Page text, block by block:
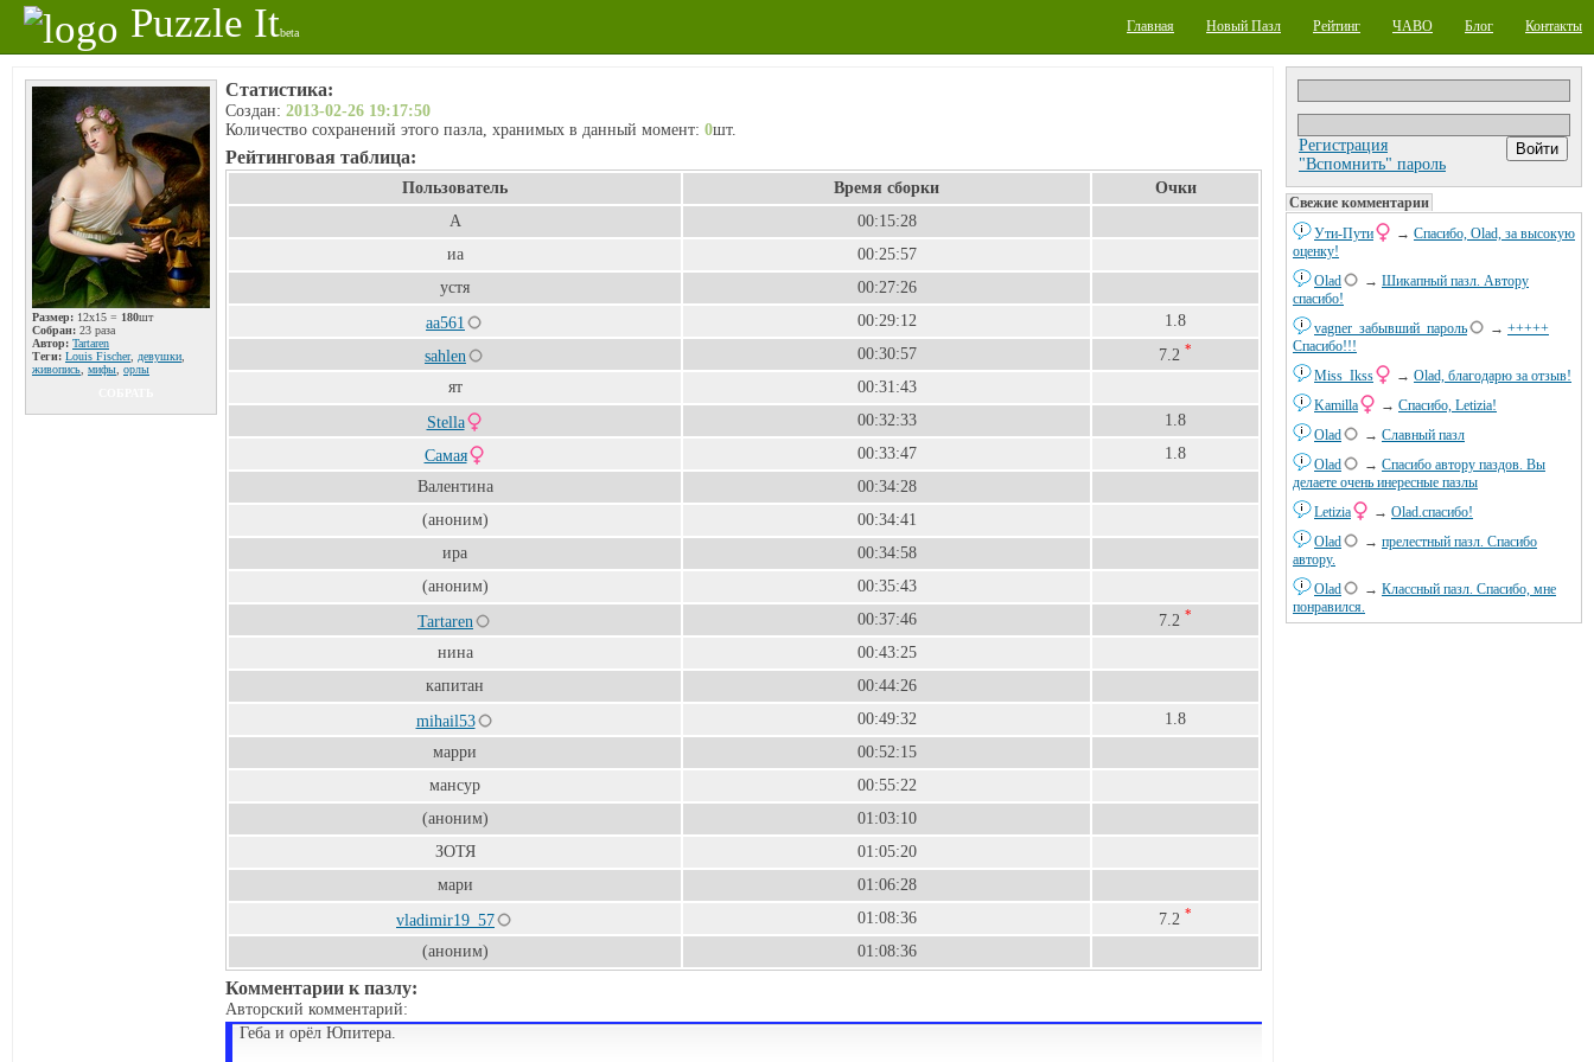
Puzzle Itbeta Главная Новый Пазл Рейтинг ЧАВО Блог Контакты
Регистрация
"Вспомнить" пароль
Свежие комментарии
Ути-Пути
→ Спасибо, Olad, за высокую
оценку!
Olad
→ Шикапный пазл. Автору
спасибо!
vagner_забывший_пароль
→ +++++
Спасибо!!!
Miss_Ikss
→ Olad, благодарю за отзыв!
Kamilla
→ Спасибо, Letizia!
Olad
→ Славный пазл
Olad
→ Спасибо автору паздов. Вы
делаете очень инересные пазлы
Letizia
→ Olad.спасибо!
Olad
→ прелестный пазл. Спасибо
автору.
Olad
→ Классный пазл. Спасибо, мне
понравился.
Размер: 12x15 = 180шт
Собран: 23 раза
Автор: Tartaren
Теги: Louis Fischer, девушки
живопись мифы орлы
Статистика:
Создан: 2013-02-26 19:17:50
Количество сохранений этого пазла, хранимых в данный момент: 0шт.
Рейтинговая таблица:
Пользователь Время сборки
Очки
А
00:15:28
иа
00:25:57
устя
00:27:26
aa561
00:29:12
1.8
sahlen
00:30:57 7.2 *
ят
00:31:43
Stella
00:32:33
1.8
Самая
00:33:47
1.8
Валентина
00:34:28
(аноним)
00:34:41
ира
00:34:58
(аноним)
00:35:43
Tartaren
00:37:46 7.2 *
нина
00:43:25
капитан
00:44:26
mihail53
00:49:32
1.8
марри
00:52:15
мансур
00:55:22
(аноним)
01:03:10
ЗОТЯ
01:05:20
мари
01:06:28
vladimir19_57
01:08:36 7.2 *
(аноним) 01:08:36
Комментарии к пазлу:
Авторский комментарий:
Геба и орёл Юпитера.